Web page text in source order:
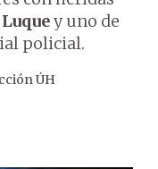
Luquey uno de
policial.
ÚH